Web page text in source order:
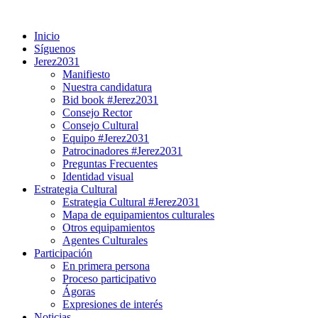
contenido
Inicio
Síguenos
Jerez2031
Manifiesto
Nuestra candidatura
Bid book #Jerez2031
Consejo Rector
Consejo Cultural
Equipo #Jerez2031
Patrocinadores #Jerez2031
Preguntas Frecuentes
Identidad visual
Estrategia Cultural
Estrategia Cultural #Jerez2031
Mapa de equipamientos culturales
Otros equipamientos
Agentes Culturales
Participación
En primera persona
Proceso participativo
Ágoras
Expresiones de interés